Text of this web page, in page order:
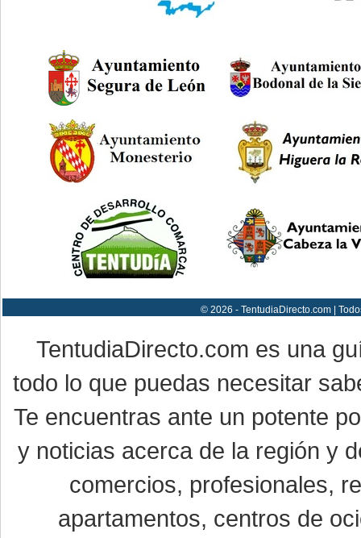
© 2026 - TentudiaDirecto.com |
TentudiaDirecto.com es una
todo lo que puedas necesitar
Te encuentras ante un potente
y noticias acerca de la región y
comercios, profesionales,
apartamentos, centros de